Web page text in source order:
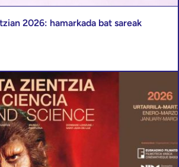
2026: hamarkada bat sareak